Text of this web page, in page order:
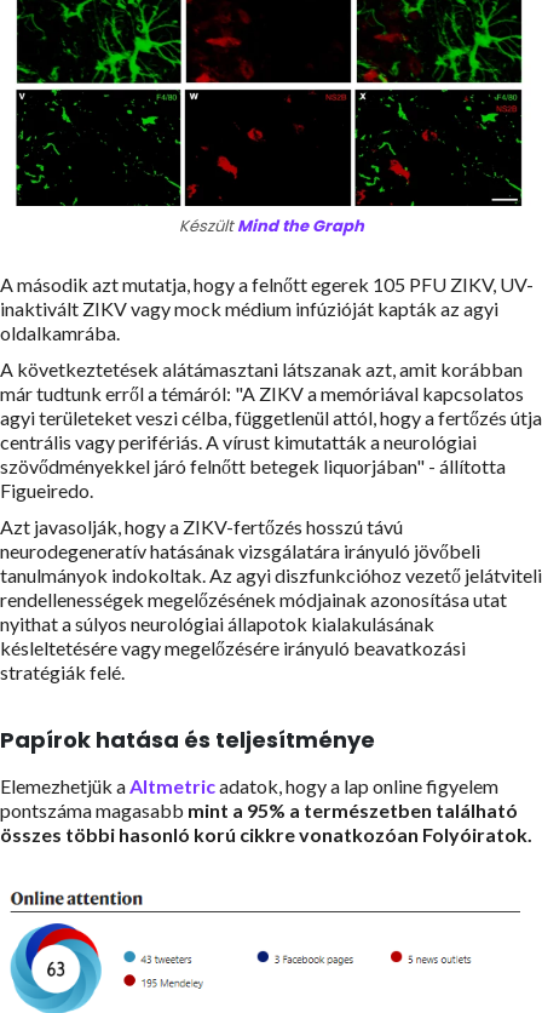
KészültMind the Graph
A második azt mutatja, hogy a felnőtt egerek 105 PFU ZIKV, UV-
inaktivált ZIKV vagy mock médium infúzióját kapták az agyi
oldalkamrába.
A következtetések alátámasztani látszanak azt, amit korábban
már tudtunk erről a témáról: "A ZIKV a memóriával kapcsolatos
agyi területeket veszi célba, függetlenül attól, hogy a fertőzés útja
centrális vagy perifériás. A vírust kimutatták a neurológiai
szövődményekkel járó felnőtt betegek liquorjában" - állította
Figueiredo.
Azt javasolják, hogy a ZIKV-fertőzés hosszú távú
neurodegeneratív hatásának vizsgálatára irányuló jövőbeli
tanulmányok indokoltak. Az agyi diszfunkcióhoz vezető jelátviteli
rendellenességek megelőzésének módjainak azonosítása utat
nyithat a súlyos neurológiai állapotok kialakulásának
késleltetésére vagy megelőzésére irányuló beavatkozási
stratégiák felé.
Papírok hatása és teljesítménye
Elemezhetjük aAltmetricadatok, hogy a lap online figyelem
pontszáma magasabb mint a 95% a természetben található
összes többi hasonló korú cikkre vonatkozóan Folyóiratok.